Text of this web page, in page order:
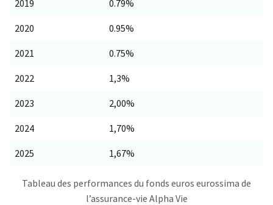
2019 0.79%
2020 0.95%
2021 0.75%
2022 1,3%
2023 2,00%
2024 1,70%
2025 1,67%
Tableau des performances du fonds euros eurossima de
l’assurance-vie Alpha Vie